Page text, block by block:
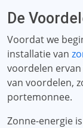
De
Voordat we
installatie van
voordelen
van voordelen,
portemonnee.
Zonne-energie